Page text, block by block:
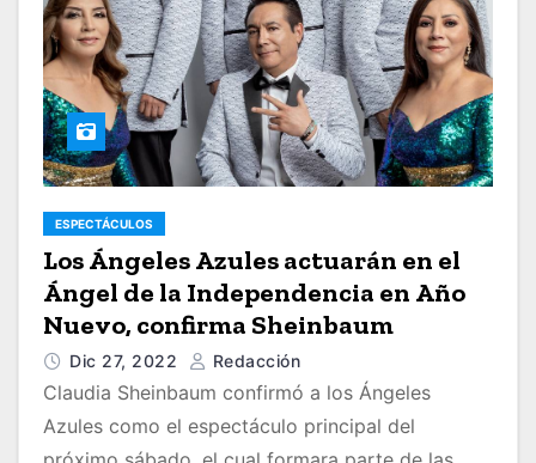
ESPECTÁCULOS
Los Ángeles Azules actuarán en el
Ángel de la Independencia en Año
Nuevo, confirma Sheinbaum
Dic 27, 2022 Redacción
Claudia Sheinbaum confirmó a los Ángeles
Azules como el espectáculo principal del